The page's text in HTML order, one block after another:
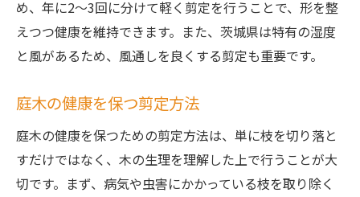
プロが推奨する景観維持のための剪定
剪定による庭のデザイン改善
庭木の種類に合わせた剪定法
庭全体の調和を考えた剪定
景観を損なわないための剪定注意点
茨城県の庭木剪定で健康な植物を育てるための
め、年に2～3回に分けて軽く剪定を行うことで、形を整
えつつ健康を維持できます。また、茨城県は特有の湿度
と風があるため、風通しを良くする剪定も重要です。
庭木の健康を保つ剪定方法
庭木の健康を保つための剪定方法は、単に枝を切り落と
すだけではなく、木の生理を理解した上で行うことが大
切です。まず、病気や虫害にかかっている枝を取り除く